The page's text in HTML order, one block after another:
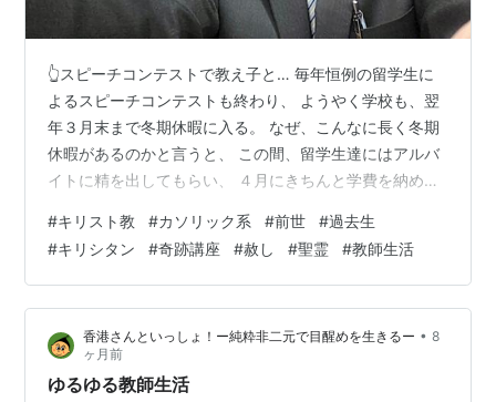
👆スピーチコンテストで教え子と… 毎年恒例の留学生に
よるスピーチコンテストも終わり、 ようやく学校も、翌
年３月末まで冬期休暇に入る。 なぜ、こんなに長く冬期
休暇があるのかと言うと、 この間、留学生達にはアルバ
イトに精を出してもらい、 ４月にきちんと学費を納めて
200人 どうやって覚えたらええねん！ ２０２２年に３３
年間住んだ香港から完全帰国し、 教師の仕事を始めて２
年が経とうとしているが、 幸い、よい学校と、よい
（？）生徒たちに恵まれ、 充実した毎日を送ることがで
きている。 そして、来年１月からは、先日のブログでも
書いた、 天王寺にあるカソリ…
#キリスト教 #カソリック系 #前世 #過去生
#キリシタン #奇跡講座 #赦し #聖霊 #教師生活
香港さんといっしょ！ー純粋非二元で目醒めを生きるー • 8
ヶ月前
ゆるゆる教師生活